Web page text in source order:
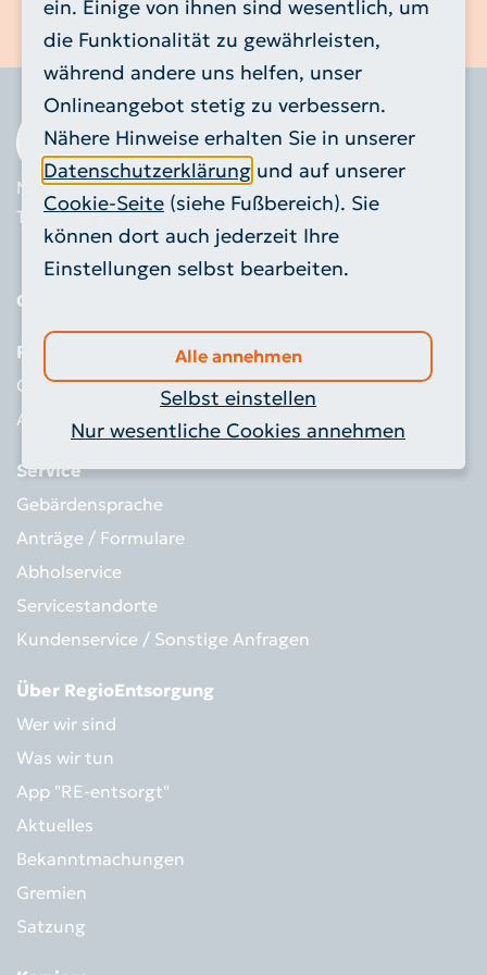
Alttextil-Container
Grünschnitt-Container
Schadstoffmobil
Elektrokleingeräte
Sackausgabestellen
Kundenservice / Sonstige
Anfragen
Mariadorfer Straße 4
52249 Eschweiler
Tel. 02403 - 555 0 666
Info@RegioEntsorgung.de
Qualität des Bioabfalls
Richtig entsorgen
Getrennthaltung
Abfall-ABC
Service
Gebärdensprache
Anträge / Formulare
Abholservice
Servicestandorte
Kundenservice / Sonstige Anfragen
Über RegioEntsorgung
Wer wir sind
Was wir tun
App "RE-entsorgt"
Aktuelles
Bekanntmachungen
Gremien
Satzung
ein. Einige von ihnen sind wesentlich, um
die Funktionalität zu gewährleisten,
während andere uns helfen, unser
Onlineangebot stetig zu verbessern.
Nähere Hinweise erhalten Sie in unserer
Datenschutzerklärung und auf unserer
Cookie-Seite (siehe Fußbereich). Sie
können dort auch jederzeit Ihre
Einstellungen selbst bearbeiten.
Alle annehmen
Selbst einstellen
Nur wesentliche Cookies annehmen